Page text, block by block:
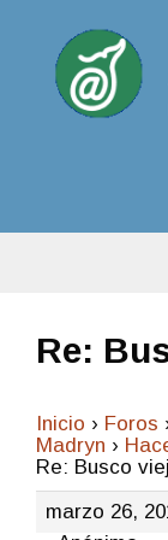
Re:
Inicio › Foros
Madryn ›
Re: Busco
marzo 26,